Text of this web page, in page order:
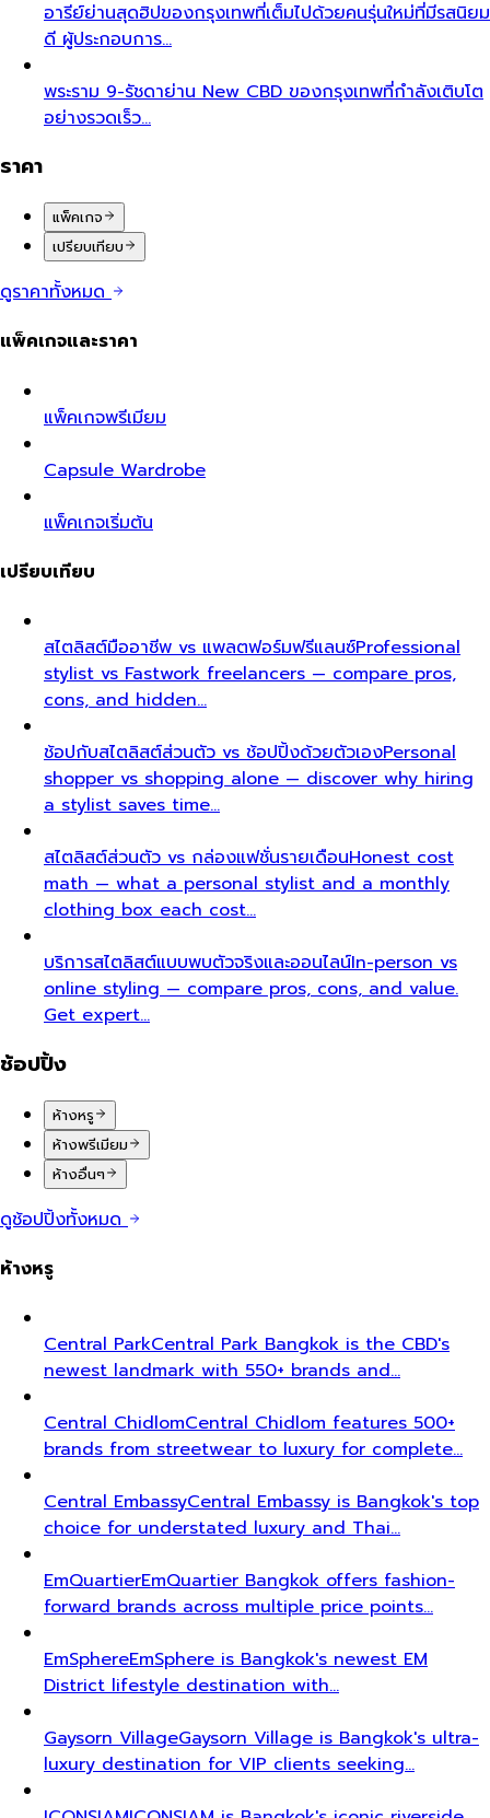
อารีย์ย่านสุดฮิปของกรุงเทพที่เต็มไปด้วยคนรุ่นใหม่ที่มีรสนิยม
ดี ผู้ประกอบการ…
พระราม 9-รัชดาย่าน New CBD ของกรุงเทพที่กำลังเติบโต
อย่างรวดเร็ว…
ราคา
แพ็คเกจ
เปรียบเทียบ
ดูราคาทั้งหมด
แพ็คเกจและราคา
แพ็คเกจพรีเมียม
Capsule Wardrobe
แพ็คเกจเริ่มต้น
เปรียบเทียบ
สไตลิสต์มืออาชีพ vs แพลตฟอร์มฟรีแลนซ์Professional
stylist vs Fastwork freelancers — compare pros,
cons, and hidden…
ช้อปกับสไตลิสต์ส่วนตัว vs ช้อปปิ้งด้วยตัวเองPersonal
shopper vs shopping alone — discover why hiring
a stylist saves time…
สไตลิสต์ส่วนตัว vs กล่องแฟชั่นรายเดือนHonest cost
math — what a personal stylist and a monthly
clothing box each cost…
บริการสไตลิสต์แบบพบตัวจริงและออนไลน์In-person vs
online styling — compare pros, cons, and value.
Get expert…
ช้อปปิ้ง
ห้างหรู
ห้างพรีเมียม
ห้างอื่นๆ
ดูช้อปปิ้งทั้งหมด
ห้างหรู
Central ParkCentral Park Bangkok is the CBD's
newest landmark with 550+ brands and…
Central ChidlomCentral Chidlom features 500+
brands from streetwear to luxury for complete…
Central EmbassyCentral Embassy is Bangkok's top
choice for understated luxury and Thai…
EmQuartierEmQuartier Bangkok offers fashion-
forward brands across multiple price points…
EmSphereEmSphere is Bangkok's newest EM
District lifestyle destination with…
Gaysorn VillageGaysorn Village is Bangkok's ultra-
luxury destination for VIP clients seeking…